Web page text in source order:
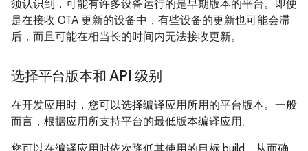
须认识到，可能有许多设备运行的是早期版本的平台。即便
是在接收 OTA 更新的设备中，有些设备的更新也可能会滞
后，而且可能在相当长的时间内无法接收更新。
选择平台版本和 API 级别
在开发应用时，您可以选择编译应用所用的平台版本。一般
而言，根据应用所支持平台的最低版本编译应用。